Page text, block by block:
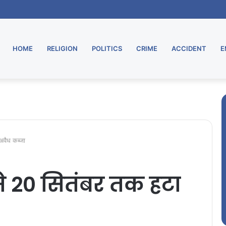
HOME RELIGION POLITICS CRIME ACCIDENT
कब्जा
20 सितंबर तक हटा